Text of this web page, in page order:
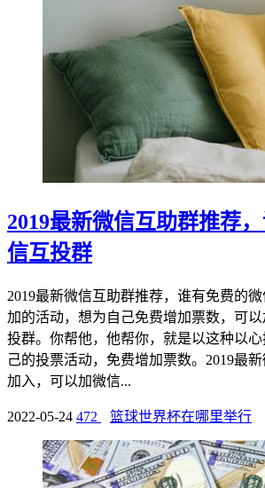
2019最新微信互助群推荐
信互投群
2019最新微信互助群推荐，谁有免费的
加的活动，想为自己免费增加票数，可
投群。你帮他，他帮你，就是以这种以
己的投票活动，免费增加票数。2019最
加入，可以加微信...
2022-05-24 472 篮球世界杯在哪里举行